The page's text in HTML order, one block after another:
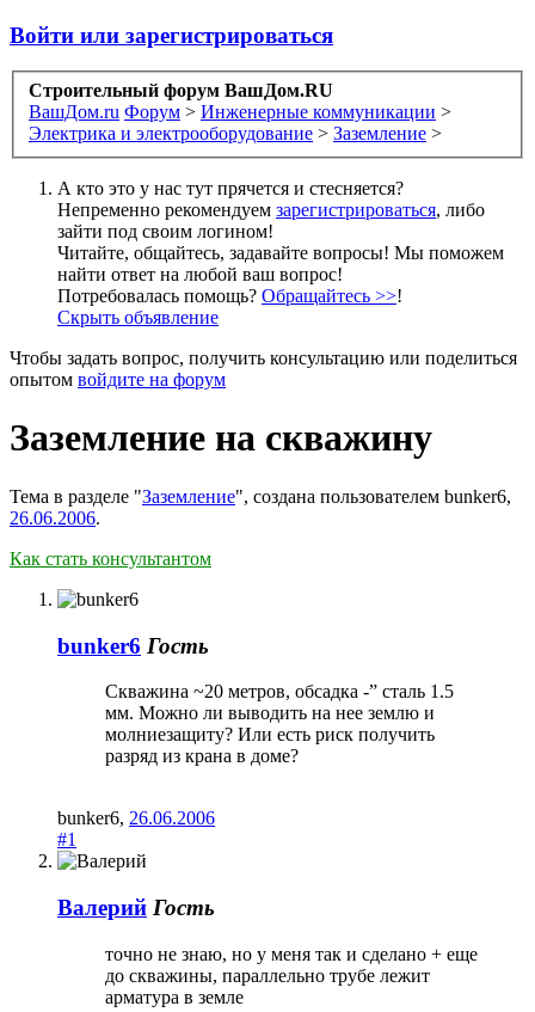
Войти или зарегистрироваться
Строительный форум ВашДом.RU
ВашДом.ru Форум > Инженерные коммуникации >
Электрика и электрооборудование > Заземление >
А кто это у нас тут прячется и стесняется?
Непременно рекомендуем зарегистрироваться, либо
зайти под своим логином!
Читайте, общайтесь, задавайте вопросы! Мы поможем
найти ответ на любой ваш вопрос!
Потребовалась помощь? Обращайтесь >>!
Скрыть объявление
Чтобы задать вопрос, получить консультацию или поделиться
опытом войдите на форум
Заземление на скважину
Тема в разделе "Заземление", создана пользователем bunker6,
26.06.2006.
Как стать консультантом
bunker6 Гость
Скважина ~20 метров, обсадка -” сталь 1.5
мм. Можно ли выводить на нее землю и
молниезащиту? Или есть риск получить
разряд из крана в доме?
bunker6, 26.06.2006
#1
Валерий Гость
точно не знаю, но у меня так и сделано + еще
до скважины, параллельно трубе лежит
арматура в земле